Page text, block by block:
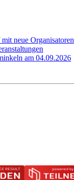
neue Organisatoren
am 04.09.2026